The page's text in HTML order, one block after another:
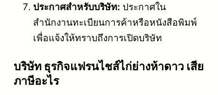
ประกาศสำหรับบริษัท: ประกาศใน
สำนักงานทะเบียนการค้าหรือหนังสือพิมพ์
เพื่อแจ้งให้ทราบถึงการเปิดบริษัท
บริษัท ธุรกิจแฟรนไชส์ไก่ย่างห้าดาว เสีย
ภาษีอะไร